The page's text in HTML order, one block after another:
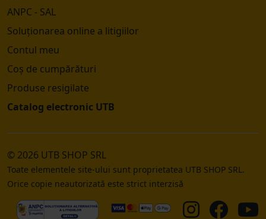
ANPC - SAL
Soluționarea online a litigiilor
Contul meu
Coș de cumpărături
Produse resigilate
Catalog electronic UTB
© 2026 UTB SHOP SRL
Toate elementele site-ului sunt proprietatea UTB SHOP SRL.
Orice copie neautorizată este strict interzisă